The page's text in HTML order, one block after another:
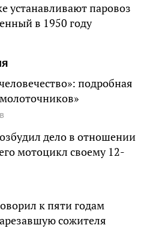
устанавливают паровоз
в 1950 году
подробная
дело в отношении
мотоцикл своему 12-
к пяти годам
сожителя